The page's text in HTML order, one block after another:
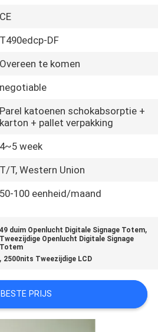
CE
T490edcp-DF
Overeen te komen
negotiable
Parel katoenen schokabsorptie +
karton + pallet verpakking
4~5 week
T/T, Western Union
50-100 eenheid/maand
49 duim Openlucht Digitale Signage Totem,
Tweezijdige Openlucht Digitale Signage
Totem
, 2500nits Tweezijdige LCD
BESTE PRIJS